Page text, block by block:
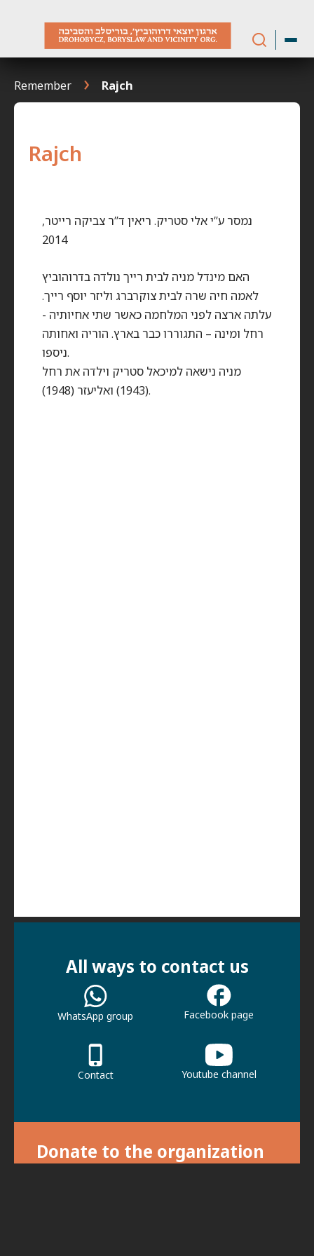
Remember Rajch
Rajch
נמסר ע”י אלי סטריק. ריאין ד”ר צביקה רייטר,
2014
האם מינדל מניה לבית רייך נולדה בדרוהוביץ
לאמה חיה שרה לבית צוקרברג וליזר יוסף רייך.
עלתה ארצה לפני המלחמה כאשר שתי אחיותיה -
רחל ומינה – התגוררו כבר בארץ. הוריה ואחותה
ניספו.
מניה נישאה למיכאל סטריק וילדה את רחל
(1943) ואליעזר (1948).
Donate to the organization
All ways to contact us
WhatsApp group Facebook page
Contact Youtube channel